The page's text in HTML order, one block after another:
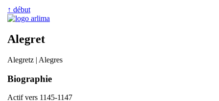
↑ début
Alegret
Alegretz | Alegres
Biographie
Actif vers 1145-1147